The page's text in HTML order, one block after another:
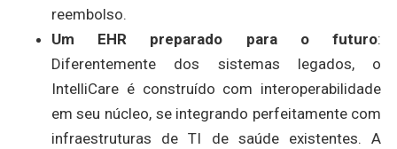
reembolso.
Um EHR preparado para o futuro:
Diferentemente dos sistemas legados, o
IntelliCare é construído com interoperabilidade
em seu núcleo, se integrando perfeitamente com
infraestruturas de TI de saúde existentes. A